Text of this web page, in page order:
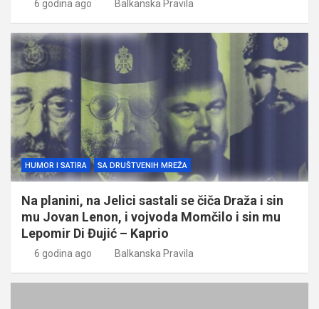
6 godina ago Balkanska Pravila
HUMOR I SATIRA SA DRUŠTVENIH MREŽA
Na planini, na Jelici sastali se čiča Draža i sin
mu Jovan Lenon, i vojvoda Momčilo i sin mu
Lepomir Di Đujić – Kaprio
6 godina ago Balkanska Pravila